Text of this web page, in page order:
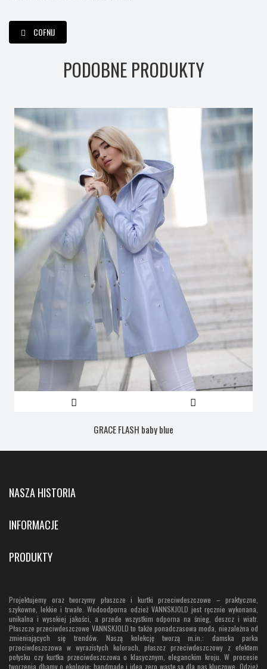
COFNIJ
PODOBNE PRODUKTY
GRACE FLASH baby blue
NASZA HISTORIA
INFORMACJE
PRODUKTY
Projektujemy oraz tworzymy płaszcze i kurtki przeciwdeszczowe – praktyczne,
szykowne, lekkie i trwałe. Wodoodporna odzież VANNSKJOLD jest ręcznie wykonana,
unikalna i wysokiej jakości, a przede wszystkim odporna na śnieg, deszcz i wiatr.
Płaszcze przeciwdeszczowe VANNSKJOLD to także ponadczasowa moda, niezależna od
zmieniających się trendów. Naszą kolekcję tworzą m.in.: damska parka
przeciwdeszczowa w wyrazistych kolorach, płaszcz przeciwdeszczowy z efektem
połysku czy kurtka przeciwdeszczowa o klasycznym, eleganckim kroju. W procesie
tworzenia dbamy o ekologię: handmade i idea zero waste są dla nas kluczowe. Odzież